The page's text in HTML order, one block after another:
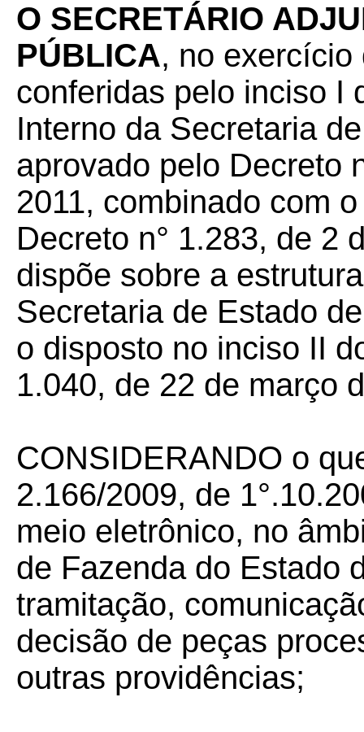
O SECRETÁRIO
PÚBLICA, no
conferidas pelo inciso I
Interno da Secretaria
aprovado pelo Decreto
2011, combinado com
Decreto n° 1.283, de 2
dispõe sobre a
Secretaria de Estado
o disposto no inciso II
1.040, de 22 de março
CONSIDERANDO o
2.166/2009, de
meio eletrônico, no
de Fazenda do Estado
tramitação,
decisão de peças
outras providências;